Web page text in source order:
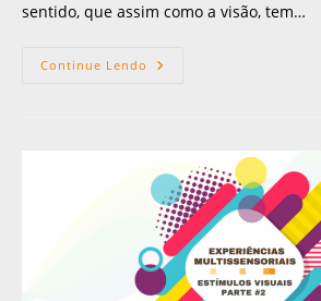
sentido, que assim como a visão, tem…
Continue Lendo